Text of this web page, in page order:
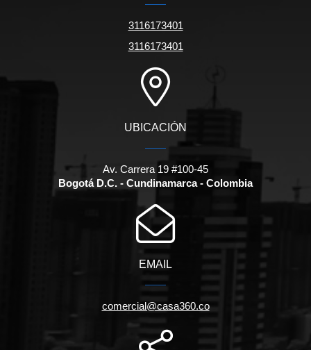
3116173401
3116173401
UBICACIÓN
Av. Carrera 19 #100-45
Bogotá D.C. - Cundinamarca - Colombia
EMAIL
comercial@casa360.co